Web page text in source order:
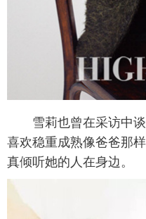
雪莉也曾在采访中谈
喜欢稳重成熟像爸爸那
真倾听她的人在身边。